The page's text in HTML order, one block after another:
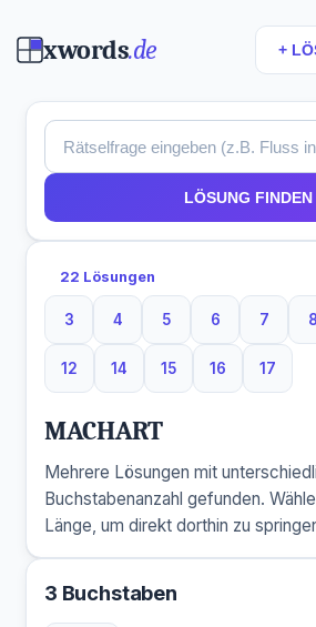
xwords.de +
LÖSUNG FINDEN
22 Lösungen
3
3 Buchstaben
4
4 Buchstaben
5
5 Buchstaben
6
6 Buchstaben
7
7
8
12
12 Buchstaben
14
14 Buchstaben
15
15 Buchstaben
16
16
17
17
MACHART
Mehrere Lösungen mit
Buchstabenanzahl gefunden.
Länge, um direkt dorthin zu
3 Buchstaben